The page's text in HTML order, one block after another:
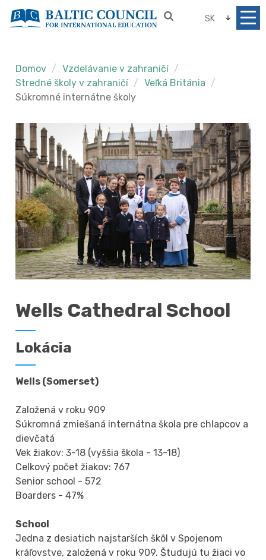
SK
Domov
Vzdelávanie v zahraničí
Stredné školy v zahraničí
Veľká Británia
Súkromné internátne školy
Wells Cathedral School
Lokácia
Wells (Somerset)
Založená v roku 909
Súkromná zmiešaná internátna škola pre chlapcov a
dievčatá
Vek žiakov: 3-18 (vyššia škola - 13-18)
Celkový počet žiakov: 767
Senior school - 572
Boarders - 47%
School
Jedna z desiatich najstarších škôl v Spojenom
kráľovstve, založená v roku 909. Študujú tu žiaci vo